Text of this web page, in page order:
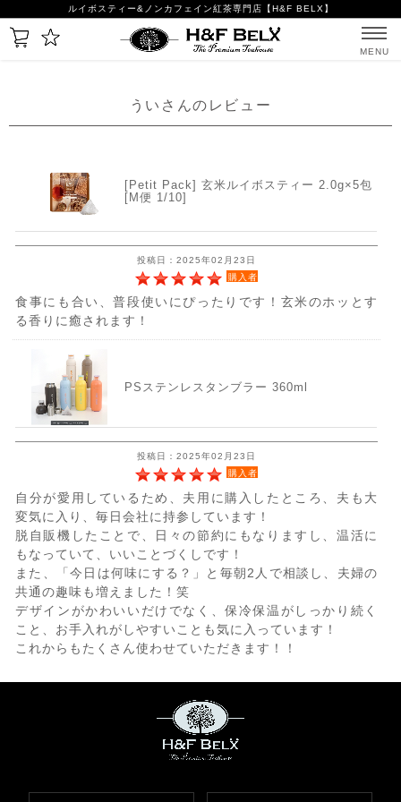
ルイボスティー&ノンカフェイン紅茶専門店【H&F BELX】
MENU
ういさんのレビュー
[Petit Pack] 玄米ルイボスティー 2.0g×5包
[M便 1/10]
投稿日：2025年02月23日
購入者
食事にも合い、普段使いにぴったりです！玄米のホッとす
る香りに癒されます！
PSステンレスタンブラー 360ml
投稿日：2025年02月23日
購入者
自分が愛用しているため、夫用に購入したところ、夫も大
変気に入り、毎日会社に持参しています！
脱自販機したことで、日々の節約にもなりますし、温活に
もなっていて、いいことづくしです！
また、「今日は何味にする？」と毎朝2人で相談し、夫婦の
共通の趣味も増えました！笑
デザインがかわいいだけでなく、保冷保温がしっかり続く
こと、お手入れがしやすいことも気に入っています！
これからもたくさん使わせていただきます！！